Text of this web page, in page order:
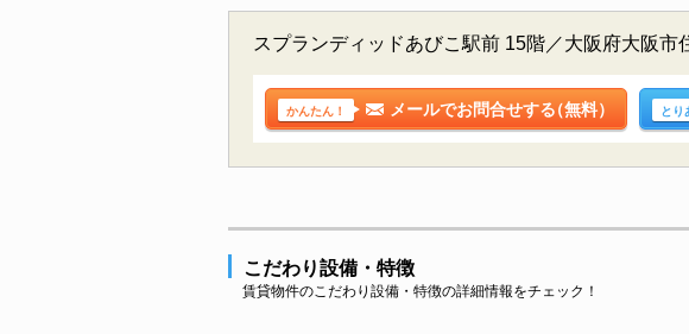
スプランディッドあびこ駅前 15階／大阪府大阪
かんたん！ メールでお問合せする（無料） とり
こだわり設備・特徴
賃貸物件のこだわり設備・特徴の詳細情報をチェック！